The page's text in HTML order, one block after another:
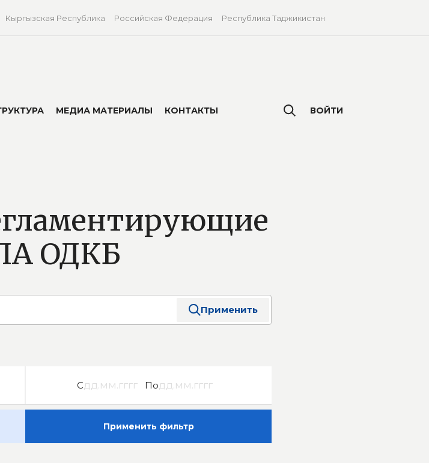
Кыргызская Республика Российская Федерация Республика Таджикистан
МЕДИА МАТЕРИАЛЫ КОНТАКТЫ ВОЙТИ
ОДКБ
Применить
С По
Применить фильтр